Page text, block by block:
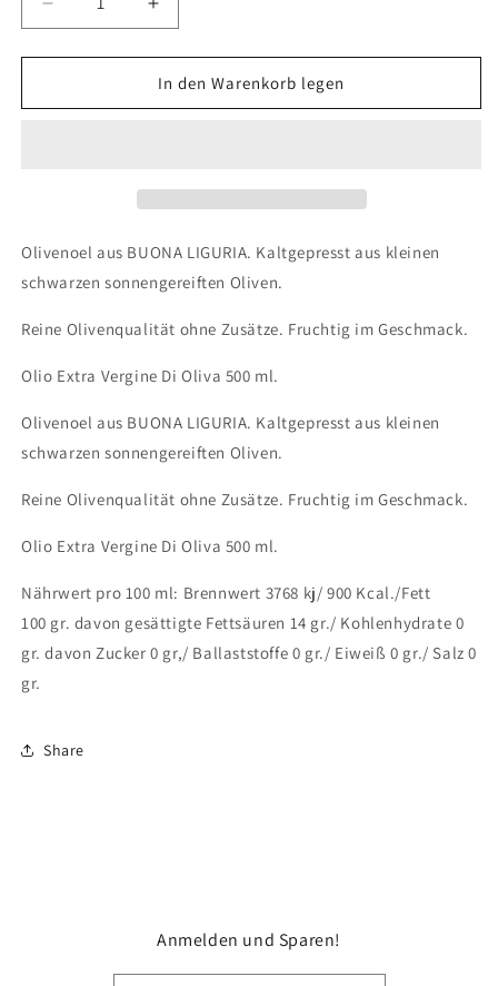
Verringere
die
Menge
Olio
ml
Erhöhe
die
Menge
für
Olio
ml
In den Warenkorb legen
Olivenoel aus BUONA LIGURIA. Kaltgepresst aus kleinen
schwarzen sonnengereiften Oliven.
Reine Olivenqualität ohne Zusätze. Fruchtig im Geschmack.
Olio Extra Vergine Di Oliva 500 ml.
Olivenoel aus BUONA LIGURIA. Kaltgepresst aus kleinen
schwarzen sonnengereiften Oliven.
Reine Olivenqualität ohne Zusätze. Fruchtig im Geschmack.
Olio Extra Vergine Di Oliva 500 ml.
Nährwert pro 100 ml: Brennwert 3768 kj/ 900 Kcal./Fett
100 gr. davon gesättigte Fettsäuren 14 gr./ Kohlenhydrate 0
gr. davon Zucker 0 gr,/ Ballaststoffe 0 gr./ Eiweiß 0 gr./ Salz 0
gr.
Share
Anmelden und Sparen!